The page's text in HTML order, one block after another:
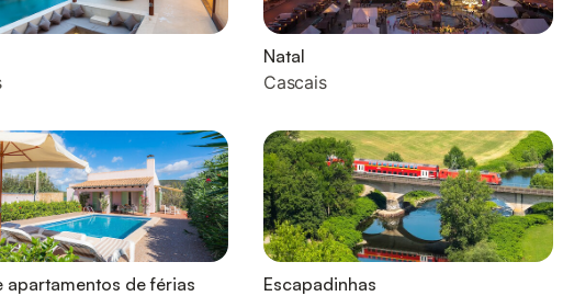
Natal
Cascais
apartamentos de férias
Escapadinhas